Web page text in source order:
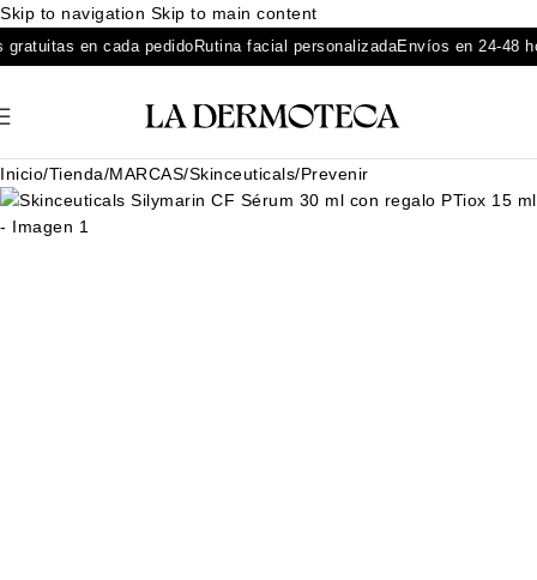
Skip to navigation Skip to main content
en cada pedidoRutina facial personalizadaEnvíos en 24-48
Inicio/Tienda/MARCAS/Skinceuticals/Prevenir